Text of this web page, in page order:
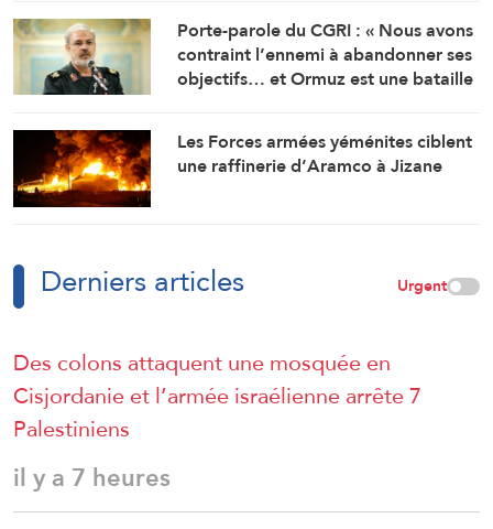
Porte-parole du CGRI : « Nous avons
contraint l’ennemi à abandonner ses
objectifs… et Ormuz est une bataille
Les Forces armées yéménites ciblent
une raffinerie d’Aramco à Jizane
Derniers articles Urgent
Des colons attaquent une mosquée en
Cisjordanie et l’armée israélienne arrête 7
Palestiniens
il y a 7 heures